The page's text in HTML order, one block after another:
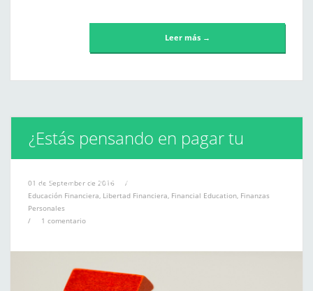
Leer más →
¿Estás pensando en pagar tu
hipoteca antes de tiempo?
01 de September de 2016
/
Educación Financiera, Libertad Financiera, Financial Education, Finanzas
Personales
/
1 comentario